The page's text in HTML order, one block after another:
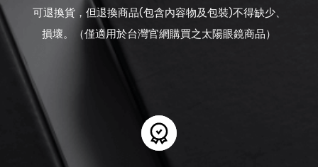
可退換貨，但退換商品(包含內容物及包裝)不得缺少、
損壞。（僅適用於台灣官網購買之太陽眼鏡商品）